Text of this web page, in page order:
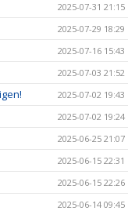
2025-07-31 21:15
2025-07-29 18:29
2025-07-16 15:43
2025-07-03 21:52
2025-07-02 19:43
2025-07-02 19:24
2025-06-25 21:07
2025-06-15 22:31
2025-06-15 22:26
2025-06-14 09:45